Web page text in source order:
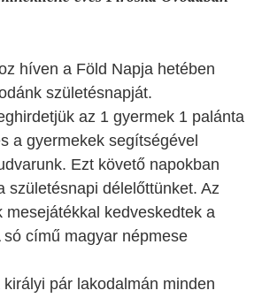
híven a Föld Napja hetében
születésnapját.
az 1 gyermek 1 palánta
a gyermekek segítségével
Ezt követő napokban
születésnapi délelőttünket. Az
mesejátékkal kedveskedtek a
só című magyar népmese
pár lakodalmán minden